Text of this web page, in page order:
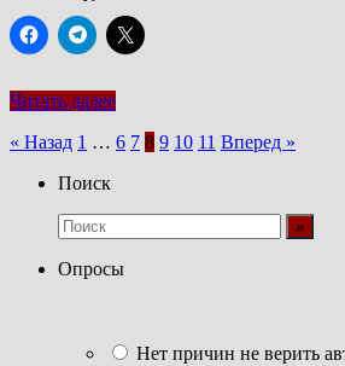
Читать далее
Пагинация
записей
« Назад 1 … 6 7 8 9 10 11 Вперед »
Поиск
Опросы
Нет причин не верить